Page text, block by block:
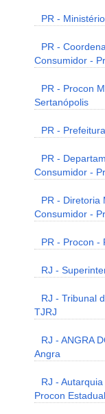
PR -
PR -
Consumidor -
PR - Procon
Sertanópolis
PR -
PR -
Consumidor -
PR - Diretoria
Consumidor -
PR - Procon -
RJ -
RJ - Tribunal
TJRJ
RJ - ANGRA
Angra
RJ -
Procon